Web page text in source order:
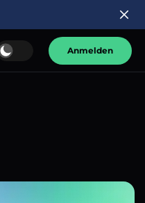
Anmelden